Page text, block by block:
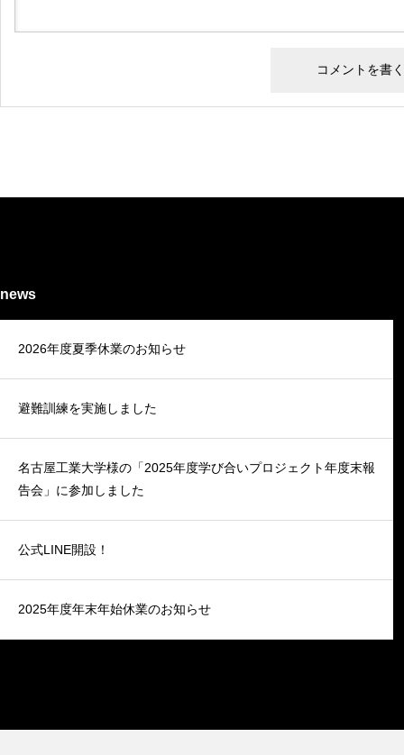
news
2026年度夏季休業のお知らせ
避難訓練を実施しました
名古屋工業大学様の「2025年度学び合いプロジェクト年度末報
告会」に参加しました
公式LINE開設！
2025年度年末年始休業のお知らせ